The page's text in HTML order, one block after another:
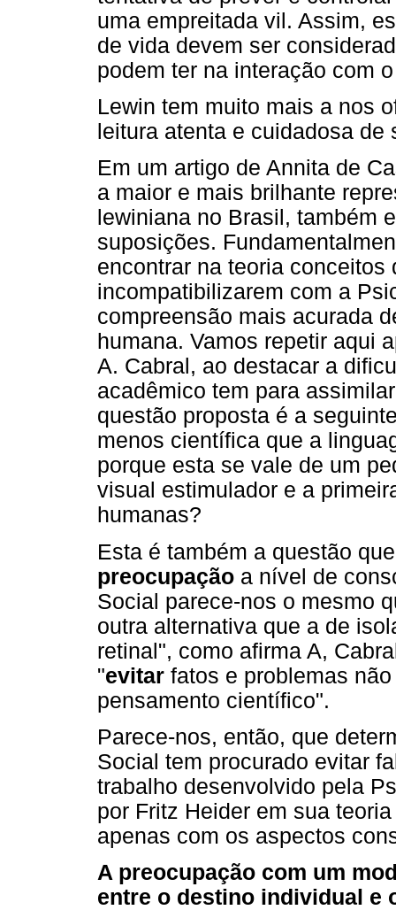
uma empreitada vil. Assim,
de vida devem ser
podem ter na interação com
Lewin tem muito mais a nos
leitura atenta e cuidadosa de
Em um artigo de Annita de
a maior e mais brilhante
lewiniana no Brasil, também
suposições.
encontrar na teoria conceitos
incompatibilizarem com a
compreensão mais acurada
humana. Vamos repetir aqui
A. Cabral, ao destacar a
acadêmico tem para
questão proposta é a
menos científica que a
porque esta se vale de um
visual estimulador e a
humanas?
Esta é também a questão
preocupação a nível de
Social parece-nos o mesmo
outra alternativa que a de
retinal", como afirma A,
"evitar fatos e problemas
pensamento científico".
Parece-nos, então, que
Social tem procurado evitar
trabalho desenvolvido pela
por Fritz Heider em sua
apenas com os aspectos
A preocupação com um
entre o destino individual e